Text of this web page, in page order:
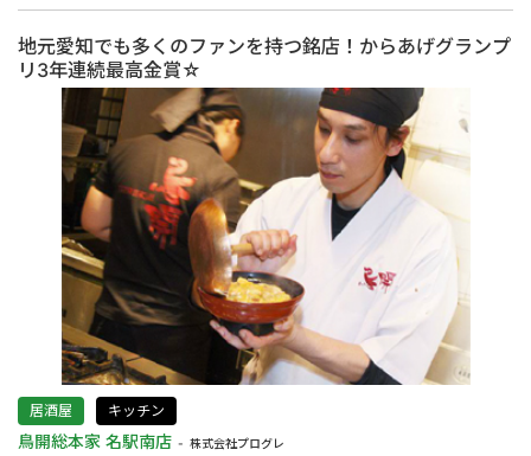
地元愛知でも多くのファンを持つ銘店！からあげグランプ
リ3年連続最高金賞☆
居酒屋 キッチン
鳥開総本家 名駅南店 株式会社プログレ